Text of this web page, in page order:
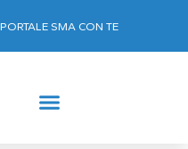
PORTALE SMA CON TE